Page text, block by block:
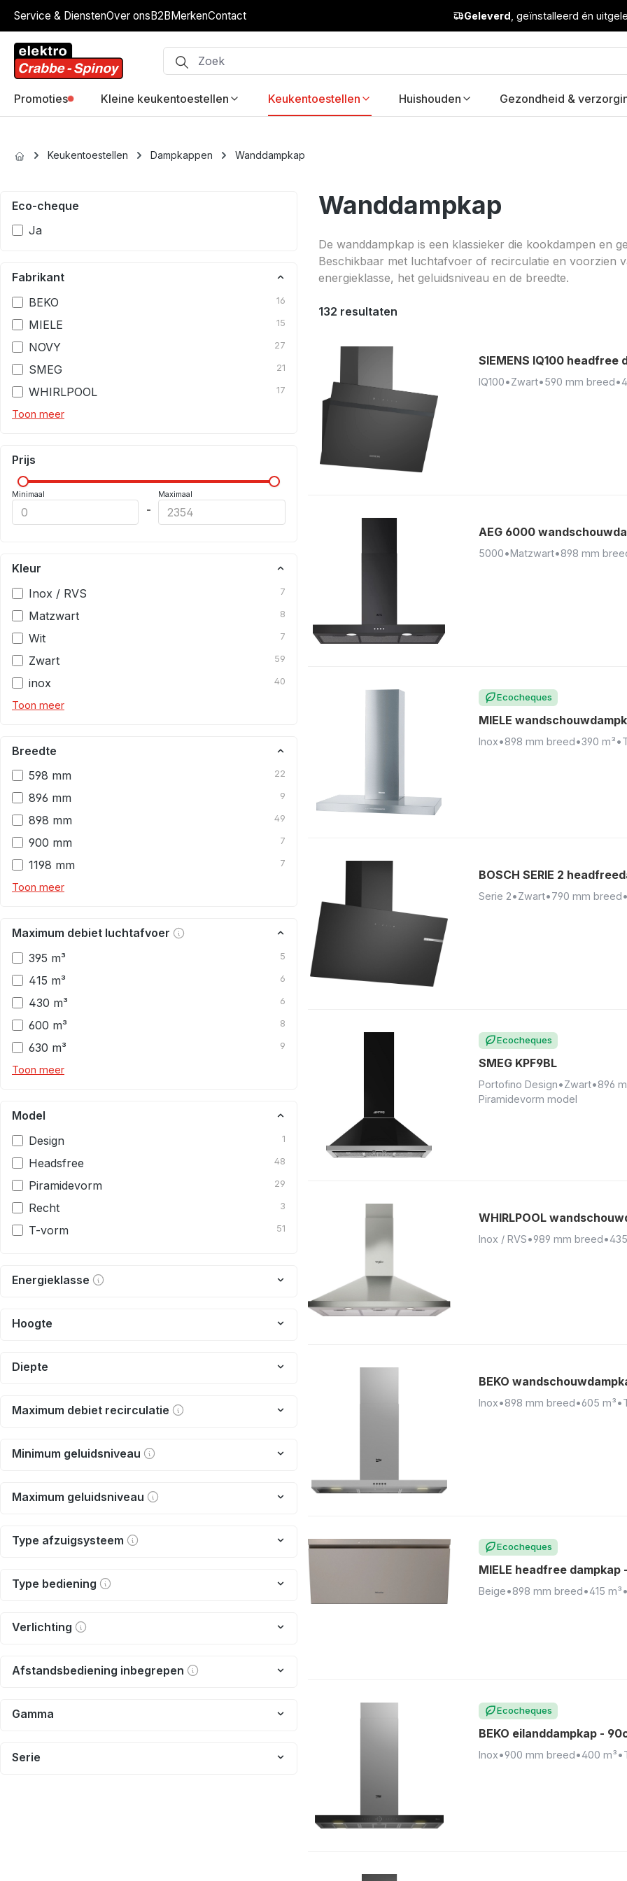
to main content
Skip to search
Skip to main navigation
Service & DienstenOver onsB2BMerkenContact Geleverd , geïnstalleerd én
Promoties Kleine keukentoestellen Keukentoestellen Huishouden Gezondheid &
Keukentoestellen Dampkappen Wanddampkap
Eco-cheque
Ja
Fabrikant
BEKO
16
MIELE 15
NOVY 27
SMEG 21
WHIRLPOOL 17
Toon meer
Prijs
Minimaal
-
Maximaal
Kleur
Inox / RVS
7
Matzwart 8
Wit 7
Zwart 59
inox 40
Toon meer
Breedte
598 mm
22
896 mm 9
898 mm 49
900 mm 7
1198 mm 7
Toon meer
Maximum debiet luchtafvoer
395 m³
5
415 m³ 6
430 m³ 6
600 m³ 8
630 m³ 9
Toon meer
Model
Design
1
Headsfree 48
Piramidevorm 29
Recht 3
T-vorm 51
Energieklasse
Hoogte
Diepte
Maximum debiet recirculatie
Minimum geluidsniveau
Maximum geluidsniveau
Type afzuigsysteem
Type bediening
Verlichting
Afstandsbediening inbegrepen
Gamma
Serie
Wanddampkap
De wanddampkap is een klassieker die kookdampen en
Beschikbaar met luchtafvoer of recirculatie en voorzien
energieklasse, het geluidsniveau en de breedte.
132 resultaten
SIEMENS IQ100 headfree
IQ100•Zwart•590 mm breed•
AEG 6000
5000•Matzwart•898 mm
Ecocheques
MIELE
Inox•898 mm breed•390 m³•
BOSCH SERIE 2
Serie 2•Zwart•790 mm breed•
Ecocheques
SMEG KPF9BL
Portofino Design•Zwart•896
Piramidevorm model
WHIRLPOOL
Inox / RVS•989 mm breed•
BEKO
Inox•898 mm breed•605 m³•
Ecocheques
MIELE headfree dampkap
Beige•898 mm breed•415 m³•
Ecocheques
BEKO eilanddampkap -
Inox•900 mm breed•400 m³•